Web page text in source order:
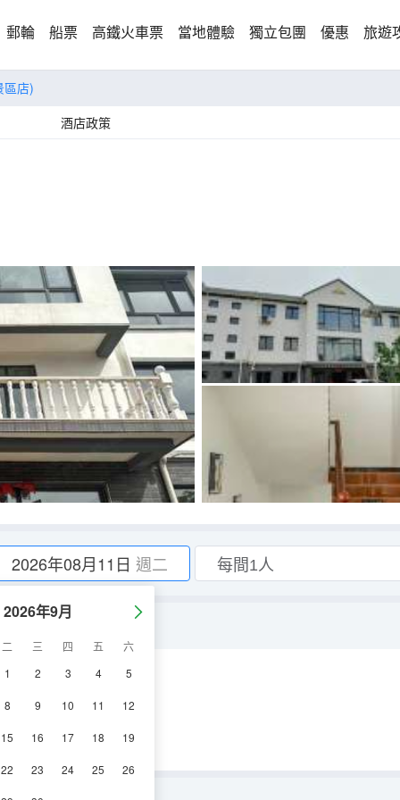
郵輪 船票 高鐵火車票 當地體驗 獨立包團 優惠 旅遊
區店)
酒店政策
2026年08月11日 週二
2026年9月
二 三 四 五
六
1
2 3 4 5
8 9 10 11 12
15 16 17 18 19
22 23 24 25 26
淋浴